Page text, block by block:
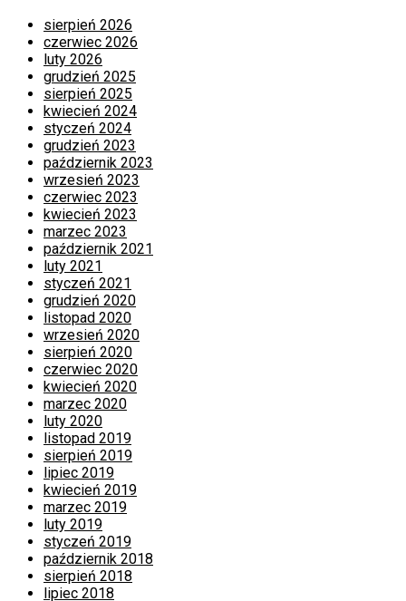
sierpień 2026
czerwiec 2026
luty 2026
grudzień 2025
sierpień 2025
kwiecień 2024
styczeń 2024
grudzień 2023
październik 2023
wrzesień 2023
czerwiec 2023
kwiecień 2023
marzec 2023
październik 2021
luty 2021
styczeń 2021
grudzień 2020
listopad 2020
wrzesień 2020
sierpień 2020
czerwiec 2020
kwiecień 2020
marzec 2020
luty 2020
listopad 2019
sierpień 2019
lipiec 2019
kwiecień 2019
marzec 2019
luty 2019
styczeń 2019
październik 2018
sierpień 2018
lipiec 2018